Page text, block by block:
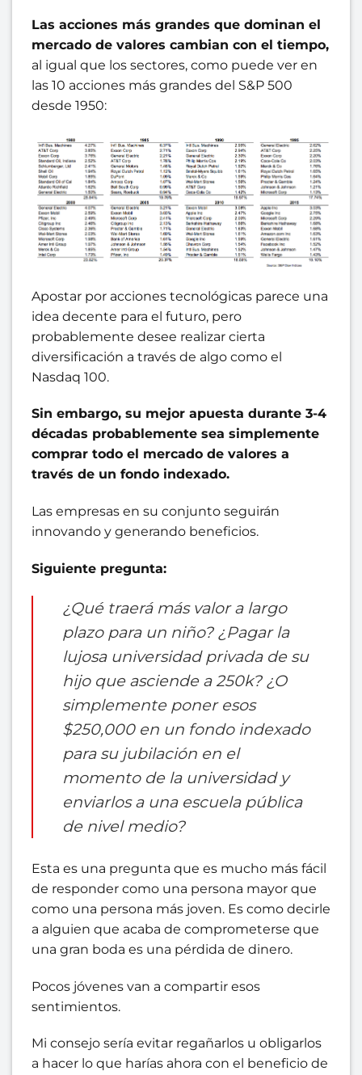
Las acciones más grandes que dominan el
mercado de valores cambian con el tiempo,
al igual que los sectores, como puede ver en
las 10 acciones más grandes del S&P 500
desde 1950:
Apostar por acciones tecnológicas parece una
idea decente para el futuro, pero
probablemente desee realizar cierta
diversificación a través de algo como el
Nasdaq 100.
Sin embargo, su mejor apuesta durante 3-4
décadas probablemente sea simplemente
comprar todo el mercado de valores a
través de un fondo indexado.
Las empresas en su conjunto seguirán
innovando y generando beneficios.
Siguiente pregunta:
¿Qué traerá más valor a largo
plazo para un niño? ¿Pagar la
lujosa universidad privada de su
hijo que asciende a 250k? ¿O
simplemente poner esos
$250,000 en un fondo indexado
para su jubilación en el
momento de la universidad y
enviarlos a una escuela pública
de nivel medio?
Esta es una pregunta que es mucho más fácil
de responder como una persona mayor que
como una persona más joven. Es como decirle
a alguien que acaba de comprometerse que
una gran boda es una pérdida de dinero.
Pocos jóvenes van a compartir esos
sentimientos.
Mi consejo sería evitar regañarlos u obligarlos
a hacer lo que harías ahora con el beneficio de